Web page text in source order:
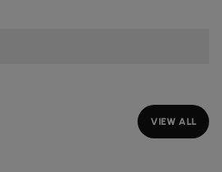
VIEW ALL